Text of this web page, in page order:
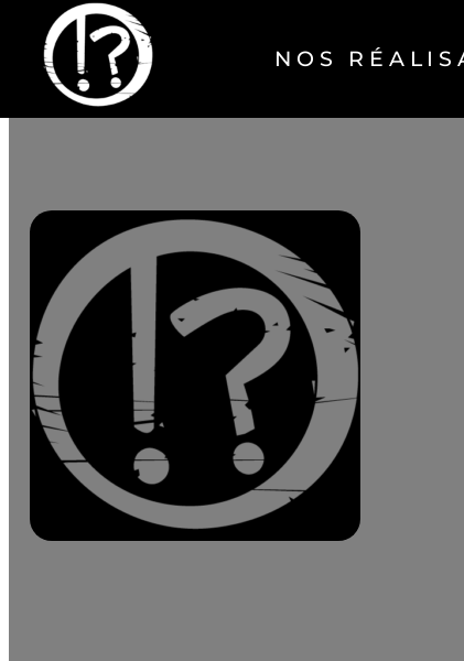
NOS